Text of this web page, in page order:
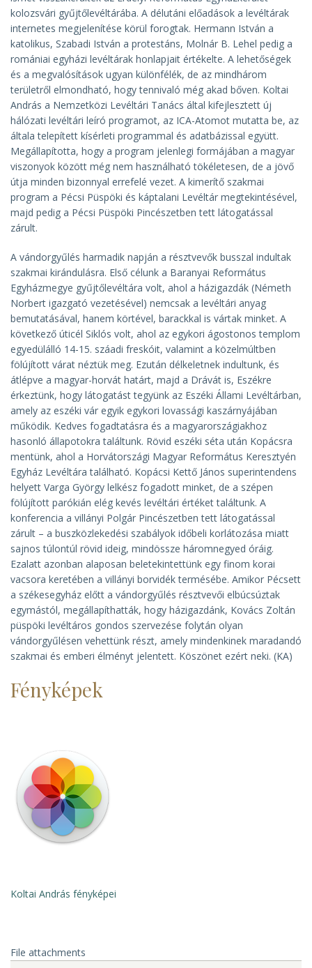
kolozsvári gyűjtőlevéltárába. A délutáni előadások a levéltárak
internetes megjelenítése körül forogtak. Hermann István a
katolikus, Szabadi István a protestáns, Molnár B. Lehel pedig a
romániai egyházi levéltárak honlapjait értékelte. A lehetőségek
és a megvalósítások ugyan különfélék, de az mindhárom
területről elmondható, hogy tennivaló még akad bőven. Koltai
András a Nemzetközi Levéltári Tanács által kifejlesztett új
hálózati levéltári leíró programot, az ICA-Atomot mutatta be, az
általa telepített kísérleti programmal és adatbázissal együtt.
Megállapította, hogy a program jelenlegi formájában a magyar
viszonyok között még nem használható tökéletesen, de a jövő
útja minden bizonnyal errefelé vezet. A kimerítő szakmai
program a Pécsi Püspöki és káptalani Levéltár megtekintésével,
majd pedig a Pécsi Püspöki Pincészetben tett látogatással
zárult.
A vándorgyűlés harmadik napján a résztvevők busszal indultak
szakmai kirándulásra. Első célunk a Baranyai Református
Egyházmegye gyűjtőlevéltára volt, ahol a házigazdák (Németh
Norbert igazgató vezetésével) nemcsak a levéltári anyag
bemutatásával, hanem körtével, barackkal is vártak minket. A
következő úticél Siklós volt, ahol az egykori ágostonos templom
egyedülálló 14-15. száadi freskóit, valamint a közelmúltben
fölújított várat néztük meg. Ezután délkeletnek indultunk, és
átlépve a magyar-horvát határt, majd a Drávát is, Eszékre
érkeztünk, hogy látogatást tegyünk az Eszéki Állami Levéltárban,
amely az eszéki vár egyik egykori lovassági kaszárnyájában
működik. Kedves fogadtatásra és a magyarországiakhoz
hasonló állapotokra találtunk. Rövid eszéki séta után Kopácsra
mentünk, ahol a Horvátországi Magyar Református Keresztyén
Egyház Levéltára található. Kopácsi Kettő János superintendens
helyett Varga György lelkész fogadott minket, de a szépen
fölújított parókián elég kevés levéltári értéket találtunk. A
konferencia a villányi Polgár Pincészetben tett látogatással
zárult – a buszközlekedési szabályok időbeli korlátozása miatt
sajnos túlontúl rövid ideig, mindössze háromnegyed óráig.
Ezalatt azonban alaposan beletekintettünk egy finom korai
vacsora keretében a villányi borvidék termésébe. Amikor Pécsett
a székesegyház előtt a vándorgyűlés résztvevői elbúcsúztak
egymástól, megállapíthatták, hogy házigazdánk, Kovács Zoltán
püspöki levéltáros gondos szervezése folytán olyan
vándorgyűlésen vehettünk részt, amely mindenkinek maradandó
szakmai és emberi élményt jelentett. Köszönet ezért neki. (KA)
Fényképek
Koltai András fényképei
File attachments